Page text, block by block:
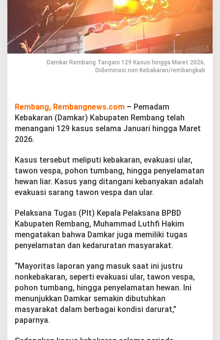
n
i
1
9
K
a
s
i
n
g
a
r
e
2
2
6
,
i
o
m
i
a
s
o
Damkar Rembang Tangani 129 Kasus hingga Maret 2026,
Didominasi non Kebakaran/rembangkab
Rembang, Rembangnews.com – Pemadam
Kebakaran (Damkar) Kabupaten Rembang telah
menangani 129 kasus selama Januari hingga Maret
2026.
Kasus tersebut meliputi kebakaran, evakuasi ular,
tawon vespa, pohon tumbang, hingga penyelamatan
hewan liar. Kasus yang ditangani kebanyakan adalah
evakuasi sarang tawon vespa dan ular.
Pelaksana Tugas (Plt) Kepala Pelaksana BPBD
Kabupaten Rembang, Muhammad Luthfi Hakim
mengatakan bahwa Damkar juga memiliki tugas
penyelamatan dan kedaruratan masyarakat.
“Mayoritas laporan yang masuk saat ini justru
nonkebakaran, seperti evakuasi ular, tawon vespa,
pohon tumbang, hingga penyelamatan hewan. Ini
menunjukkan Damkar semakin dibutuhkan
masyarakat dalam berbagai kondisi darurat,”
paparnya.